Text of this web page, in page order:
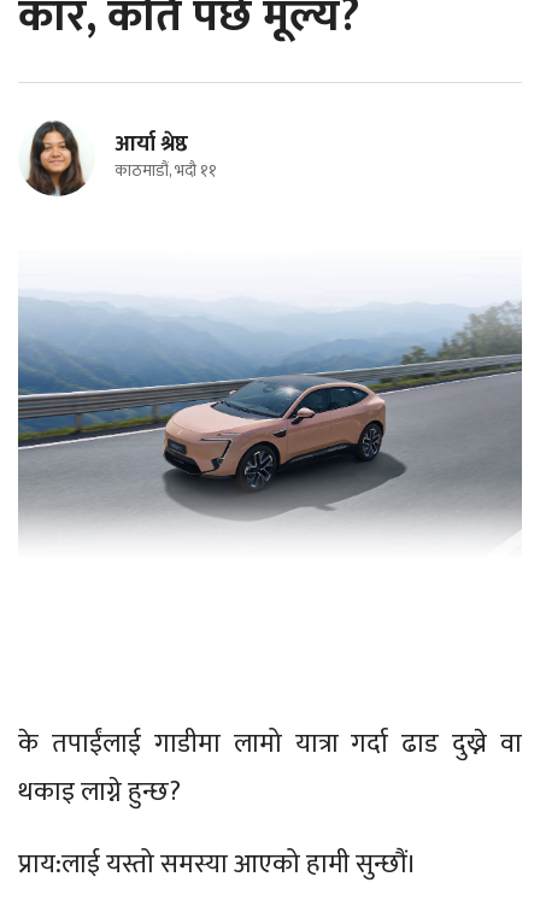
कार, कति पर्छ मूल्य?
आर्या श्रेष्ठ
काठमाडौं, भदौ ११
के तपाईंलाई गाडीमा लामो यात्रा गर्दा ढाड दुख्ने वा
थकाइ लाग्ने हुन्छ?
प्राय:लाई यस्तो समस्या आएको हामी सुन्छौं।